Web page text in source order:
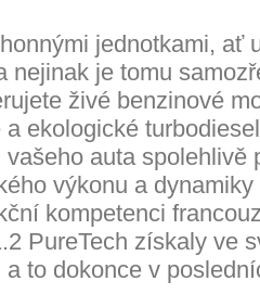
jednotkami, ať
nejinak je tomu
živé benzinové
ekologické
auta
výkonu a
kompetenci
PureTech získaly ve
to dokonce v